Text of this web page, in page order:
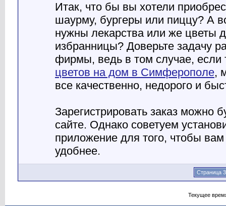
Итак, что бы вы хотели
шаурму, бургеры или пиццу? А
нужны лекарства или же цветы
избранницы? Доверьте задачу
фирмы, ведь в том случае, если
цветов на дом в Симферополе,
все качественно, недорого и
Зарегистрировать заказ можно
сайте. Однако советуем
приложение для того, чтобы
удобнее.
Страница
Текущее